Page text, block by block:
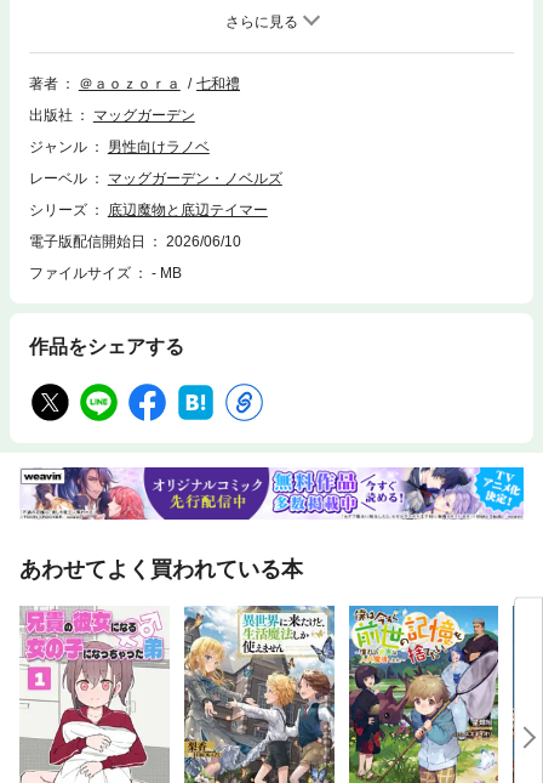
る儀式でテイマーとともに魔物の友という、複数の魔物を使役できる代わ
りに最弱クラスの魔物しか使役ができないスキルを得たため、役立たずと
して除籍される。冒険者ギルドで雑用依頼を受け、講習会や訓練に励む中
で街の人々の冷酷さと暖かさに触れながら日常を懸命に過ごしていく。
著者 ＠ａｏｚｏｒａ
七和禮
出版社
マッグガーデン
ジャンル
男性向けラノベ
レーベル
マッグガーデン・ノベルズ
シリーズ
底辺魔物と底辺テイマー
電子版配信開始日
2026/06/10
ファイルサイズ
- MB
作品をシェアする
あわせてよく買われている本